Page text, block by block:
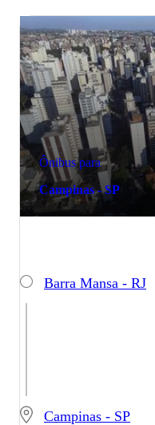
Ônibus para
Campinas - SP
Barra Mansa - RJ
Campinas - SP